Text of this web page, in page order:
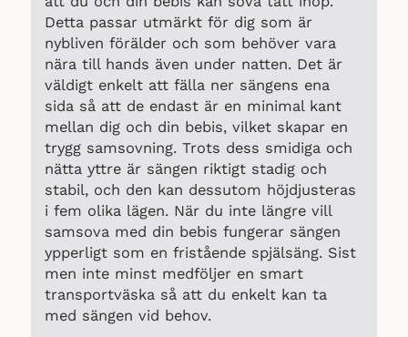
Detta passar utmärkt för dig som är
nybliven förälder och som behöver vara
nära till hands även under natten. Det är
väldigt enkelt att fälla ner sängens ena
sida så att de endast är en minimal kant
mellan dig och din bebis, vilket skapar en
trygg samsovning. Trots dess smidiga och
nätta yttre är sängen riktigt stadig och
stabil, och den kan dessutom höjdjusteras
i fem olika lägen. När du inte längre vill
samsova med din bebis fungerar sängen
ypperligt som en fristående spjälsäng. Sist
men inte minst medföljer en smart
transportväska så att du enkelt kan ta
med sängen vid behov.